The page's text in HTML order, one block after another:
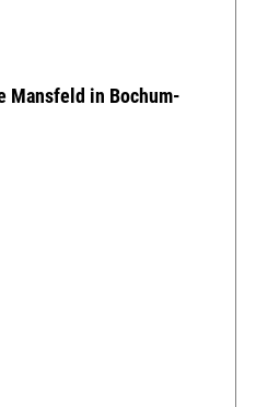
Mansfeld in Bochum-